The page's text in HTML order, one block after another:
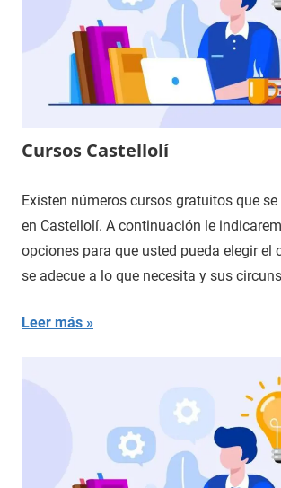
Cursos Castellolí
Existen números cursos gratuitos que
en Castellolí. A continuación le
opciones para que usted pueda elegir el
se adecue a lo que necesita y sus
Leer más